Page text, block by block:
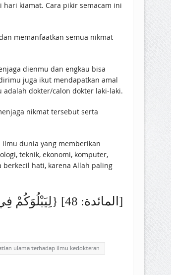
kiamat. Cara pikir semacam ini
memanfaatkan semua nikmat
dienmu dan engkau bisa
juga ikut mendapatkan amal
adalah dokter/calon dokter laki-laki.
nikmat tersebut serta
ilmu dunia yang memberikan
teknik, ekonomi, komputer,
hati, karena Allah paling
{لِيَبْلُوَكُمْ فِي مَا آتَاكُمْ} [المائدة: 48]
ulama terhadap ilmu kedokteran